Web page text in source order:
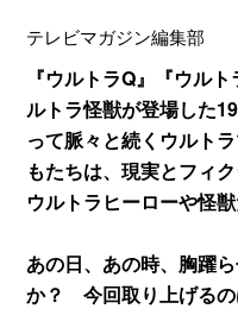
テレビマガジン編集部
『ウルトラQ』『ウル
ルトラ怪獣が登場した
って脈々と続くウルト
もたちは、現実とフィ
ウルトラヒーローや怪
あの日、あの時、胸躍
か？ 今回取り上げるの